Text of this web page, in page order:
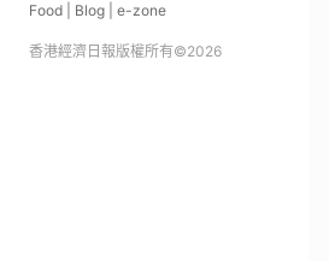
Food
Blog e-zone
香港經濟日報版權所有©2026